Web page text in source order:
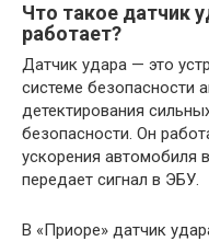
Что такое датчик
работает?
Датчик удара — это
системе безопасности
детектирования
безопасности. Он
ускорения автомобиля
передает сигнал в ЭБУ.
В «Приоре» датчик